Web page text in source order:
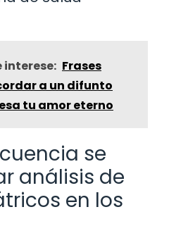
interese: Frases
a un difunto
tu amor eterno
se
análisis de
en los